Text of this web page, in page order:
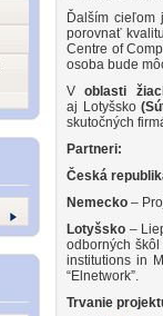
Ďalším cieľom
porovnať
Centre of
osoba bude
V oblasti
aj Lotyšsko
skutočných
Partneri:
Česká
Nemecko –
Lotyšsko –
odborných
institutions in
“Elnetwork”.
Trvanie